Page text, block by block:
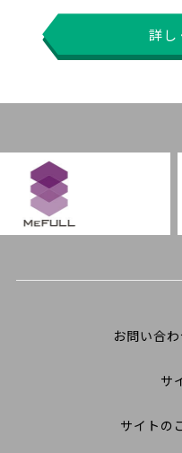
詳し
お問い合
サ
サイトの